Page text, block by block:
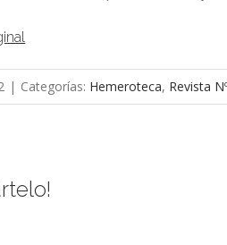
| Categorías: Hemeroteca, Revista